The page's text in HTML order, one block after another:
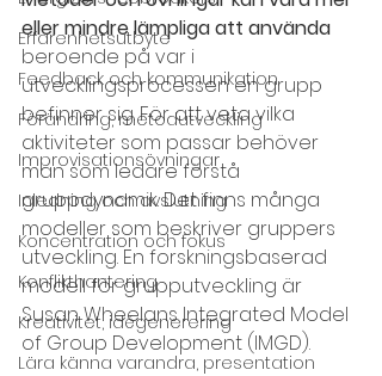
Erfarenhetsutbyte
Feedback och kommunikation
Förändring, metodutveckling
Improvisationsövningar
Inledning och avslutning
Koncentration och fokus
Konflikthantering
Kreativitet, idégenerering
Lära känna varandra, presentation
eller mindre lämpliga att använda
beroende på var i
utvecklingsprocessen en grupp
befinner sig. För att veta vilka
aktiviteter som passar behöver
man som ledare förstå
gruppdynamik. Det finns många
modeller som beskriver gruppers
utveckling. En forskningsbaserad
modell för grupputveckling är
Susan Wheelans Integrated Model
of Group Development (IMGD).